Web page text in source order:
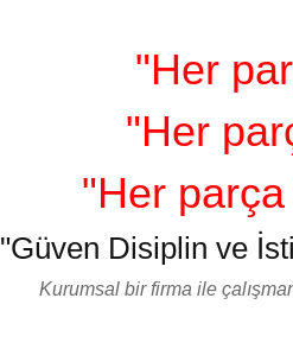
"Her
"Her
"Her
"Güven Disiplin ve
Kurumsal bir firma ile